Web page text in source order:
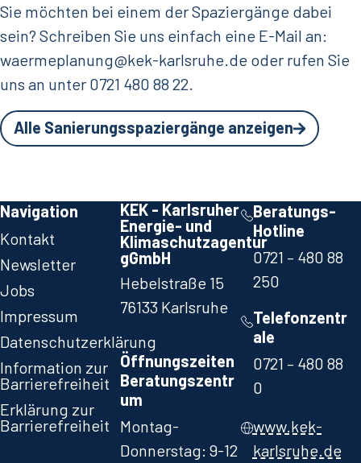
Sie möchten bei einem der Spaziergänge dabei
sein? Schreiben Sie uns einfach eine E-Mail an:
waermeplanung@kek-karlsruhe.de oder rufen Sie
uns an unter 0721 480 88 22.
Alle Sanierungsspaziergänge anzeigen
Navigation
Kontakt
Newsletter
Jobs
Impressum
Datenschutzerklärung
Information zur
Barrierefreiheit
Erklärung zur
Barrierefreiheit
KEK - Karlsruher
Energie- und
Klimaschutzagentur
gGmbH
Hebelstraße 15
76133 Karlsruhe
Öffnungszeiten
Beratungszentr
um
Montag-
Donnerstag: 9-12
Beratungs-
Hotline
0721 – 480 88
250​
Telefonzentr
ale
0721 – 480 88
0​
www.kek-
karlsruhe.de